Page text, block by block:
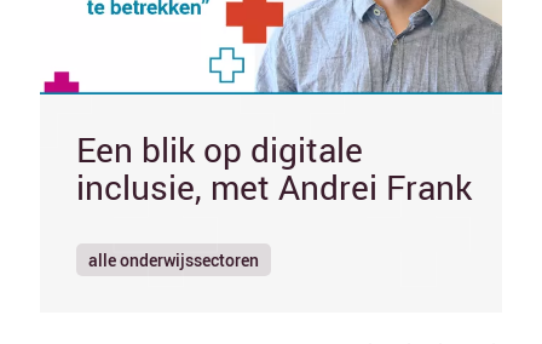
Een blik op digitale
inclusie, met Andrei Frank
alle onderwijssectoren